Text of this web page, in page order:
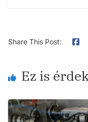
Share This Post:
Ez is